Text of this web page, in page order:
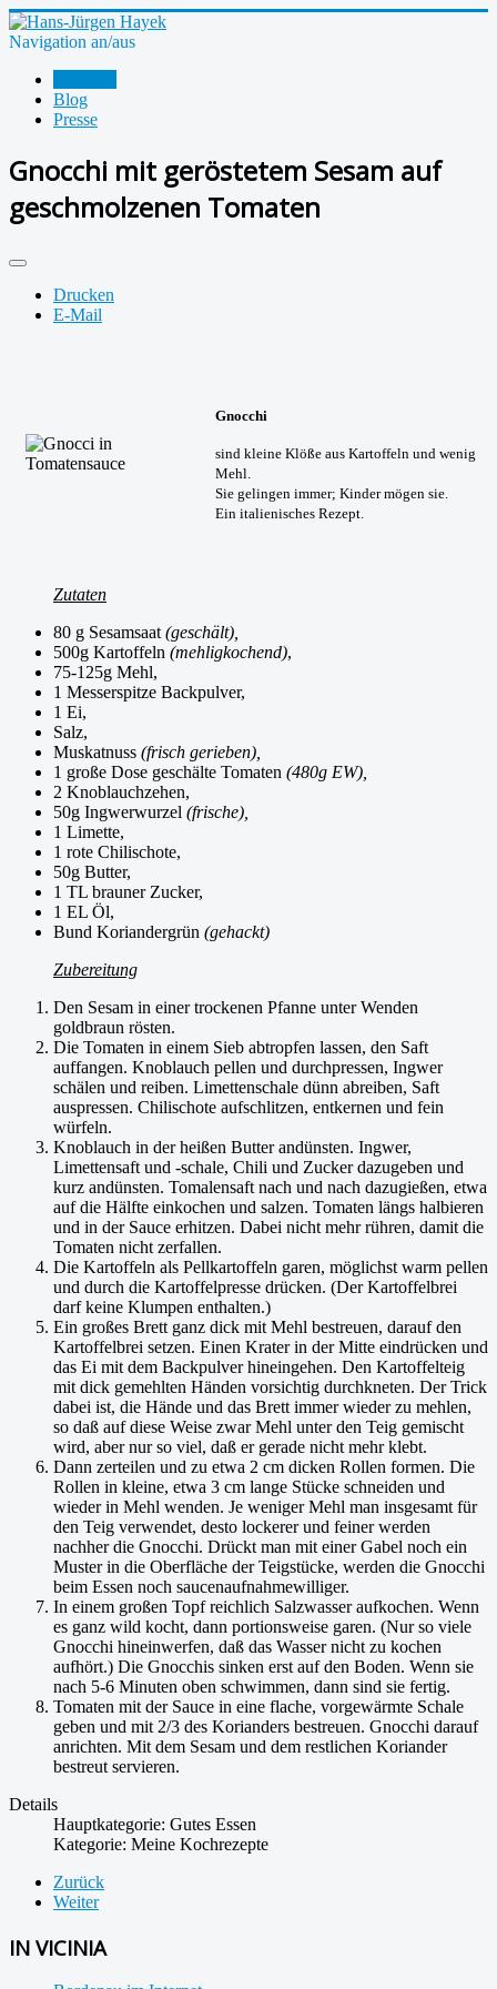
Navigation an/aus
Blog
Presse
Gnocchi mit geröstetem Sesam auf
geschmolzenen Tomaten
Drucken
E-Mail
Gnocchi
sind kleine Klöße aus Kartoffeln und wenig
Mehl.
Sie gelingen immer; Kinder mögen sie.
Ein italienisches Rezept.
Zutaten
80 g Sesamsaat (geschält),
500g Kartoffeln (mehligkochend),
75-125g Mehl,
1 Messerspitze Backpulver,
1 Ei,
Salz,
Muskatnuss (frisch gerieben),
1 große Dose geschälte Tomaten (480g EW),
2 Knoblauchzehen,
50g Ingwerwurzel (frische),
1 Limette,
1 rote Chilischote,
50g Butter,
1 TL brauner Zucker,
1 EL Öl,
Bund Koriandergrün (gehackt)
Zubereitung
Den Sesam in einer trockenen Pfanne unter Wenden
goldbraun rösten.
Die Tomaten in einem Sieb abtropfen lassen, den Saft
auffangen. Knoblauch pellen und durchpressen, Ingwer
schälen und reiben. Limettenschale dünn abreiben, Saft
auspressen. Chilischote aufschlitzen, entkernen und fein
würfeln.
Knoblauch in der heißen Butter andünsten. Ingwer,
Limettensaft und -schale, Chili und Zucker dazugeben und
kurz andünsten. Tomalensaft nach und nach dazugießen, etwa
auf die Hälfte einkochen und salzen. Tomaten längs halbieren
und in der Sauce erhitzen. Dabei nicht mehr rühren, damit die
Tomaten nicht zerfallen.
Die Kartoffeln als Pellkartoffeln garen, möglichst warm pellen
und durch die Kartoffelpresse drücken. (Der Kartoffelbrei
darf keine Klumpen enthalten.)
Ein großes Brett ganz dick mit Mehl bestreuen, darauf den
Kartoffelbrei setzen. Einen Krater in der Mitte eindrücken und
das Ei mit dem Backpulver hineingehen. Den Kartoffelteig
mit dick gemehlten Händen vorsichtig durchkneten. Der Trick
dabei ist, die Hände und das Brett immer wieder zu mehlen,
so daß auf diese Weise zwar Mehl unter den Teig gemischt
wird, aber nur so viel, daß er gerade nicht mehr klebt.
Dann zerteilen und zu etwa 2 cm dicken Rollen formen. Die
Rollen in kleine, etwa 3 cm lange Stücke schneiden und
wieder in Mehl wenden. Je weniger Mehl man insgesamt für
den Teig verwendet, desto lockerer und feiner werden
nachher die Gnocchi. Drückt man mit einer Gabel noch ein
Muster in die Oberfläche der Teigstücke, werden die Gnocchi
beim Essen noch saucenaufnahmewilliger.
In einem großen Topf reichlich Salzwasser aufkochen. Wenn
es ganz wild kocht, dann portionsweise garen. (Nur so viele
Gnocchi hineinwerfen, daß das Wasser nicht zu kochen
aufhört.) Die Gnocchis sinken erst auf den Boden. Wenn sie
nach 5-6 Minuten oben schwimmen, dann sind sie fertig.
Tomaten mit der Sauce in eine flache, vorgewärmte Schale
geben und mit 2/3 des Korianders bestreuen. Gnocchi darauf
anrichten. Mit dem Sesam und dem restlichen Koriander
bestreut servieren.
Details
Hauptkategorie: Gutes Essen
Kategorie: Meine Kochrezepte
Zurück
Weiter
IN VICINIA